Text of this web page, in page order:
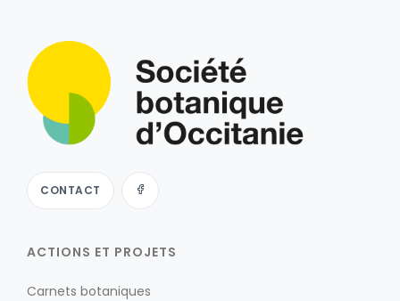
CONTACT
ACTIONS ET PROJETS
Carnets botaniques